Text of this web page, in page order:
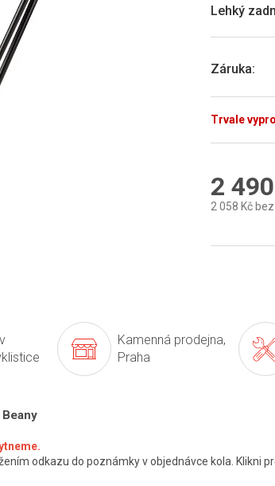
Trvale
Záruka:
Lehký
3,0
5
2
2 058 Kč bez
Kamenná prodejna,
Praha
odkazu do poznámky v objednávce kola. Klikni